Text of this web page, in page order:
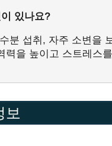
있나요?
분 섭취, 자주 소변을
력을 높이고 스트레스
보